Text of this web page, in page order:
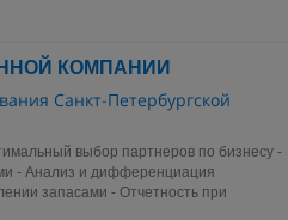
КОМПАНИИ
Санкт-Петербургской
выбор партнеров по бизнесу -
- Анализ и дифференциация
запасами - Отчетность при